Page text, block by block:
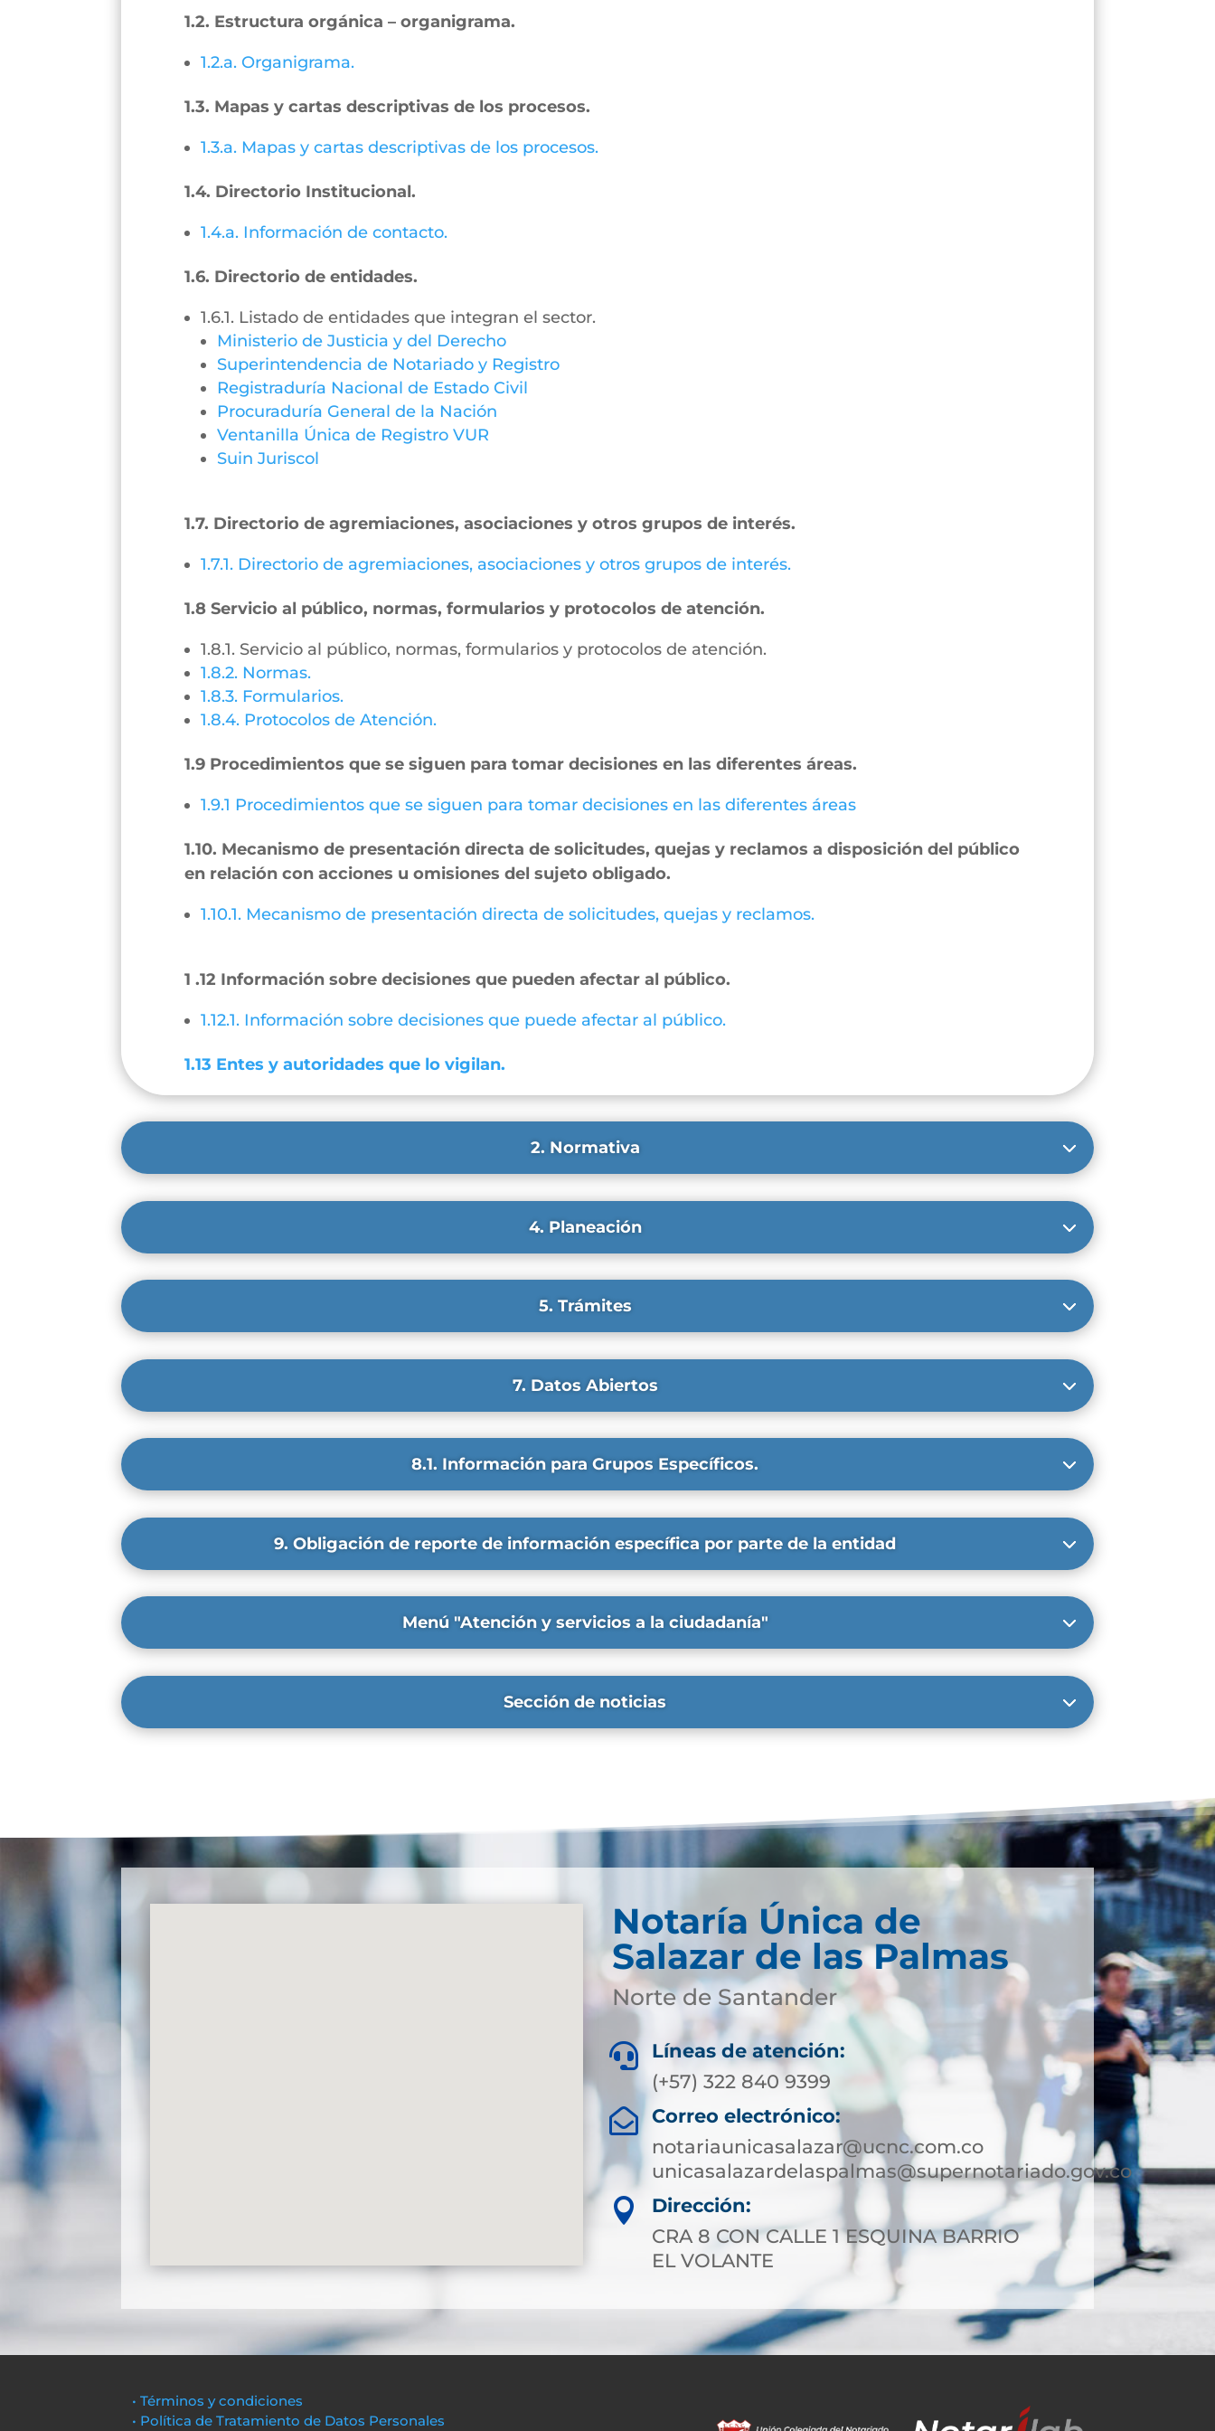
1.2. Estructura orgánica – organigrama.
1.2.a. Organigrama.
1.3. Mapas y cartas descriptivas de los procesos.
1.3.a. Mapas y cartas descriptivas de los procesos.
1.4. Directorio Institucional.
1.4.a. Información de contacto.
1.6. Directorio de entidades.
1.6.1. Listado de entidades que integran el sector.
Ministerio de Justicia y del Derecho
Superintendencia de Notariado y Registro
Registraduría Nacional de Estado Civil
Procuraduría General de la Nación
Ventanilla Única de Registro VUR
Suin Juriscol
1.7. Directorio de agremiaciones, asociaciones y otros grupos de interés.
1.7.1. Directorio de agremiaciones, asociaciones y otros grupos de interés.
1.8 Servicio al público, normas, formularios y protocolos de atención.
1.8.1. Servicio al público, normas, formularios y protocolos de atención.
1.8.2. Normas.
1.8.3. Formularios.
1.8.4. Protocolos de Atención.
1.9 Procedimientos que se siguen para tomar decisiones en las diferentes áreas.
1.9.1 Procedimientos que se siguen para tomar decisiones en las diferentes áreas
1.10. Mecanismo de presentación directa de solicitudes, quejas y reclamos a disposición del público
en relación con acciones u omisiones del sujeto obligado.
1.10.1. Mecanismo de presentación directa de solicitudes, quejas y reclamos.
1 .12 Información sobre decisiones que pueden afectar al público.
1.12.1. Información sobre decisiones que puede afectar al público.
1.13 Entes y autoridades que lo vigilan.
2. Normativa
4. Planeación
5. Trámites
7. Datos Abiertos
8.1. Información para Grupos Específicos.
9. Obligación de reporte de información específica por parte de la entidad
Menú "Atención y servicios a la ciudadanía"
Sección de noticias
Notaría Única de
Salazar de las Palmas
Norte de Santander

Líneas de atención:
(+57) 322 840 9399

Correo electrónico:
notariaunicasalazar@ucnc.com.co
unicasalazardelaspalmas@supernotariado.gov.co

Dirección:
CRA 8 CON CALLE 1 ESQUINA BARRIO
EL VOLANTE
• Términos y condiciones
• Política de Tratamiento de Datos Personales